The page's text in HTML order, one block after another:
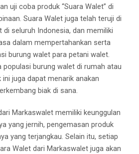
uji coba produk “Suara Walet” di
Suara Walet juga telah teruji di
di seluruh Indonesia, dan memiliki
dalam mempertahankan serta
burung walet para petani walet.
populasi burung walet di rumah atau
juga dapat menarik anakan
biak di sana.
Markaswalet memiliki keunggulan
yang jernih, pengemasan produk
yang terjangkau. Selain itu, setiap
Walet dari Markaswalet juga akan